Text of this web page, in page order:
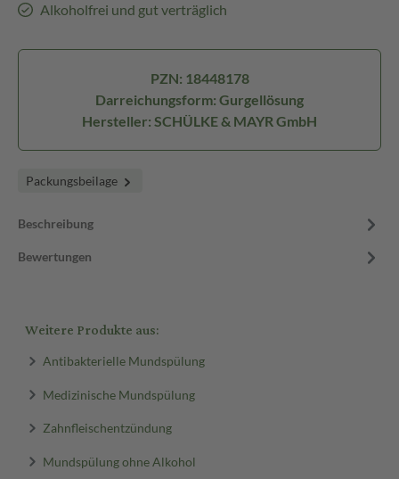
Alkoholfrei und gut verträglich
PZN: 18448178
Darreichungsform: Gurgellösung
Hersteller: SCHÜLKE & MAYR GmbH
Packungsbeilage
Beschreibung
Bewertungen
Weitere Produkte aus:
Antibakterielle Mundspülung
Medizinische Mundspülung
Zahnfleischentzündung
Mundspülung ohne Alkohol